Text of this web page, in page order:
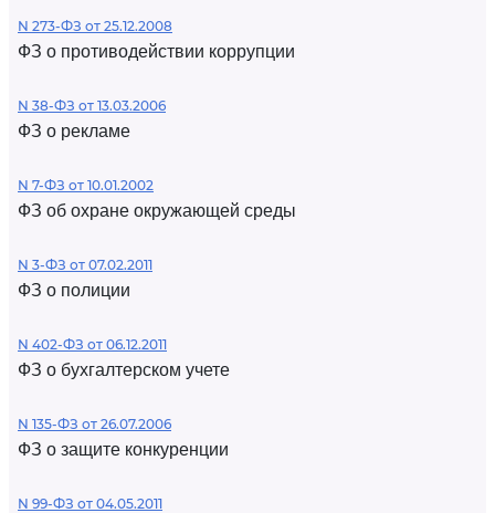
N 273-ФЗ от 25.12.2008
ФЗ о противодействии коррупции
N 38-ФЗ от 13.03.2006
ФЗ о рекламе
N 7-ФЗ от 10.01.2002
ФЗ об охране окружающей среды
N 3-ФЗ от 07.02.2011
ФЗ о полиции
N 402-ФЗ от 06.12.2011
ФЗ о бухгалтерском учете
N 135-ФЗ от 26.07.2006
ФЗ о защите конкуренции
N 99-ФЗ от 04.05.2011